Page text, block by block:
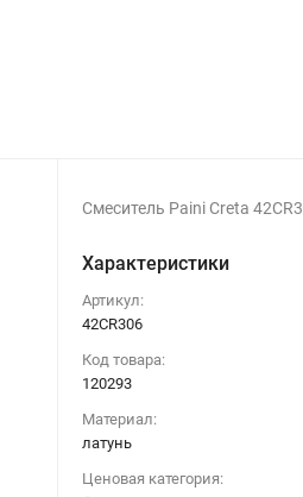
Смеситель Paini Creta
Характеристики
Артикул:
42CR306
Код товара:
120293
Материал:
латунь
Ценовая категория: